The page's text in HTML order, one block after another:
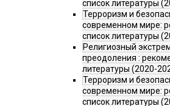
список литературы
Терроризм и
современном мире:
список литературы
Религиозный
преодоления :
литературы (2020-
Терроризм и
современном мире:
список литературы